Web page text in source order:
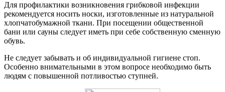
Для профилактики возникновения грибковой инфекции
рекомендуется носить носки, изготовленные из натуральной
хлопчатобумажной ткани. При посещении общественной
бани или сауны следует иметь при себе собственную сменную
обувь.
Не следует забывать и об индивидуальной гигиене стоп.
Особенно внимательными в этом вопросе необходимо быть
людям с повышенной потливостью ступней.